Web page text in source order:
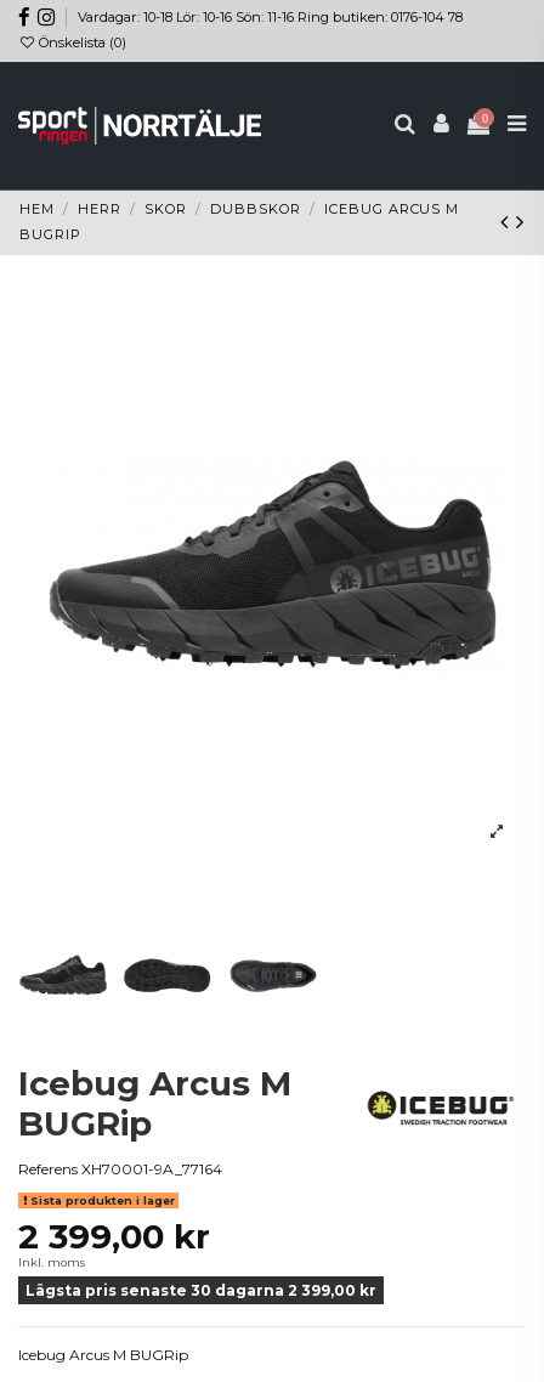
Vardagar: 10-18 Lör: 10-16 Sön: 11-16 Ring butiken: 0176-104 78
Önskelista (0)
0
HEM HERR SKOR DUBBSKOR
ICEBUG ARCUS M
BUGRIP
Icebug Arcus M
BUGRip
Referens XH70001-9A_77164
Sista produkten i lager
2 399,00 kr
Inkl. moms
Lägsta pris senaste 30 dagarna 2 399,00 kr
Icebug Arcus M BUGRip